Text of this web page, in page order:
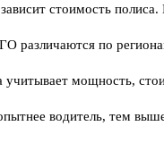
стоимость
различаются по
учитывает мощность,
водитель, тем